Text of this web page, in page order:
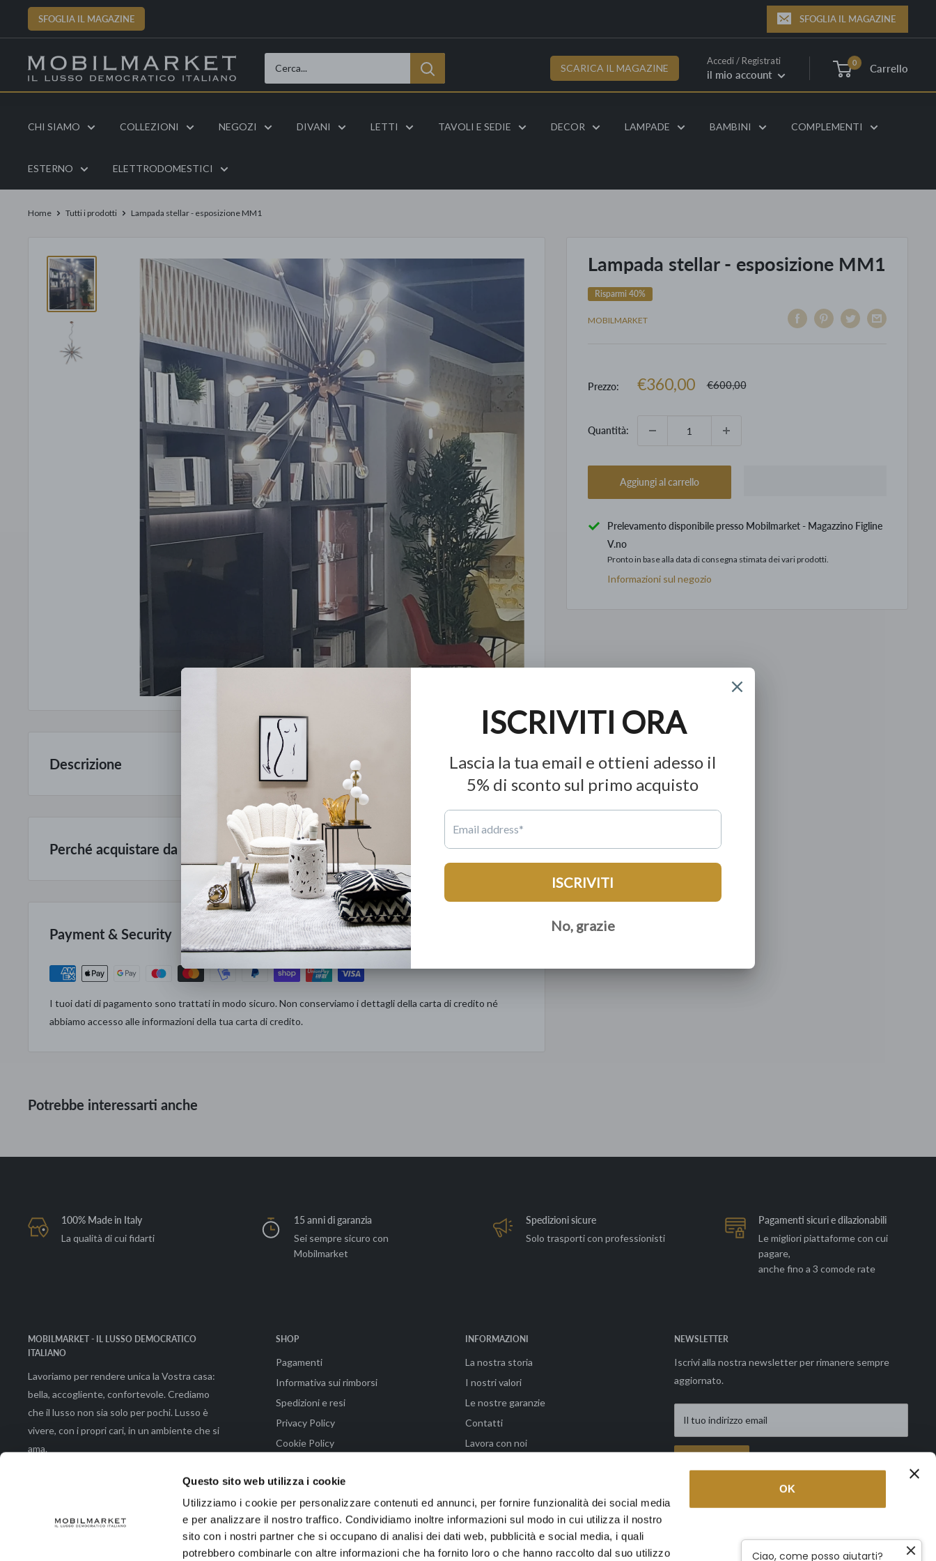
Questo sito web utilizza i cookie
Utilizziamo i cookie per personalizzare contenuti ed annunci, per fornire funzionalità dei social media
e per analizzare il nostro traffico. Condividiamo inoltre informazioni sul modo in cui utilizza il nostro
sito con i nostri partner che si occupano di analisi dei dati web, pubblicità e social media, i quali
potrebbero combinarle con altre informazioni che ha fornito loro o che hanno raccolto dal suo utilizzo
OK
SFOGLIA IL MAGAZINE SFOGLIA IL MAGAZINE
SCARICA IL MAGAZINE
Accedi / Registrati
il mio account
0 Carrello
CHI SIAMO COLLEZIONI NEGOZI DIVANI LETTI TAVOLI E SEDIE DECOR LAMPADE BAMBINI COMPLEMENTI
ESTERNO ELETTRODOMESTICI
Home Tutti i prodotti Lampada stellar - esposizione MM1
Lampada stellar - esposizione MM1
Risparmi 40%
MOBILMARKET
Prezzo:
Prezzo
€360,00 Prezzo
€600,00
Quantità:
Aggiungi al carrello
Prelevamento disponibile presso Mobilmarket - Magazzino Figline
V.no
Pronto in base alla data di consegna stimata dei vari prodotti.
Informazioni sul negozio
Descrizione
Disponibile presso Grande Negozio Firenze
Perché acquistare da Mobilmarket
Articoli dal design esclusivo ad un prezzo accessibile: anche fino al 60% in meno a parità di qualità.
Prodotti italiani al 100%, oltre ad una selezione della migliore produzione mondiale; tutto con la garanzia di 15
Puoi fidarti: dedichiamo ad ogni nostro cliente la cura e il servizio dell'unica catena di Lusso Democratico
167.000 clienti dal 1960 hanno arredato le loro case con noi.
Payment & Security
I tuoi dati di pagamento sono trattati in modo sicuro. Non conserviamo i dettagli della carta di credito né
abbiamo accesso alle informazioni della tua carta di credito.
Potrebbe interessarti anche
100% Made in Italy
La qualità di cui fidarti
15 anni di garanzia
Sei sempre sicuro con
Mobilmarket
Spedizioni sicure
Solo trasporti con professionisti
Pagamenti sicuri e dilazionabili
Le migliori piattaforme con cui
pagare,
anche fino a 3 comode rate
MOBILMARKET - IL LUSSO DEMOCRATICO
ITALIANO
Lavoriamo per rendere unica la Vostra casa:
bella, accogliente, confortevole. Crediamo
che il lusso non sia solo per pochi. Lusso è
vivere, con i propri cari, in un ambiente che si
ama.
SHOP
Pagamenti
Informativa sui rimborsi
Spedizioni e resi
Privacy Policy
Cookie Policy
INFORMAZIONI
La nostra storia
I nostri valori
Le nostre garanzie
Contatti
Lavora con noi
NEWSLETTER
Iscrivi alla nostra newsletter per rimanere sempre
aggiornato.
Il tuo indirizzo email
© 2026 Mobilmarket di Emmeemme Spa |Via Brunetto Latini 48 - 50133 Firenze (FI) | P.IVA 04576990487 | Powered by WAIKA • EMMELAB
Ciao, come posso aiutarti?